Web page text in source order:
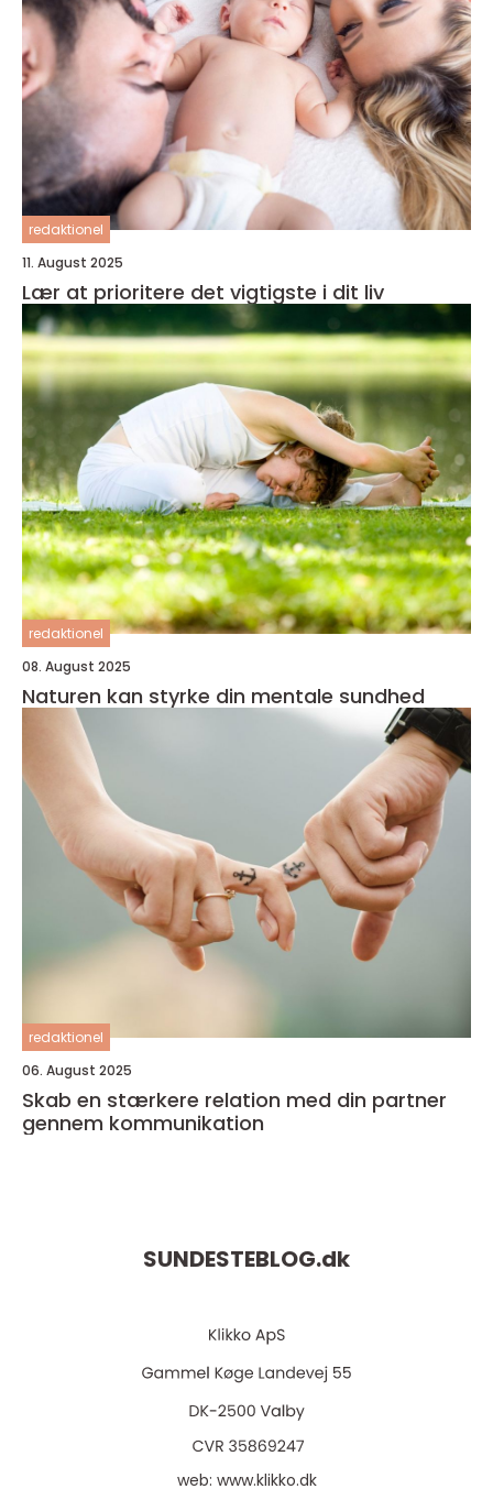
redaktionel
11. August 2025
Lær at prioritere det vigtigste i dit liv
redaktionel
08. August 2025
Naturen kan styrke din mentale sundhed
redaktionel
06. August 2025
Skab en stærkere relation med din partner
gennem kommunikation
SUNDESTEBLOG.dk
web: www.klikko.dk